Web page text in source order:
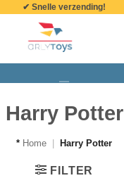
✔ Snelle verzending!
Harry Potter
* Home Harry Potter
FILTER